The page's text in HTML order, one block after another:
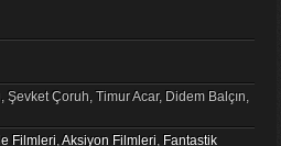
Şevket Çoruh, Timur Acar, Didem Balçın,
Filmleri,Aksiyon Filmleri, Fantastik